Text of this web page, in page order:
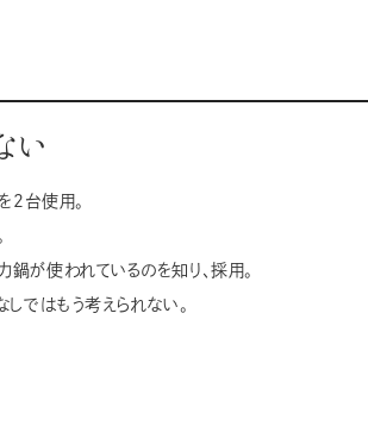
い
2台使用。
が使われているのを知り、採用。
ではもう考えられない。